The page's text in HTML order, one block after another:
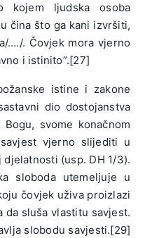
kojem ljudska osoba
čina što ga kani izvršiti,
…./. Čovjek mora vjerno
i istinito”.[27]
istine i zakone
dio dostojanstva
svome konačnom
vjerno slijediti u
(usp. DH 1/3).
sloboda utemeljuje u
čovjek uživa proizlazi
da sluša vlastitu savjest.
slobodu savjesti.[29]